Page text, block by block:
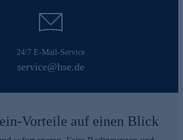
24/7 E-Mail-Service
service@hse.de
Vorteile auf einen Blick